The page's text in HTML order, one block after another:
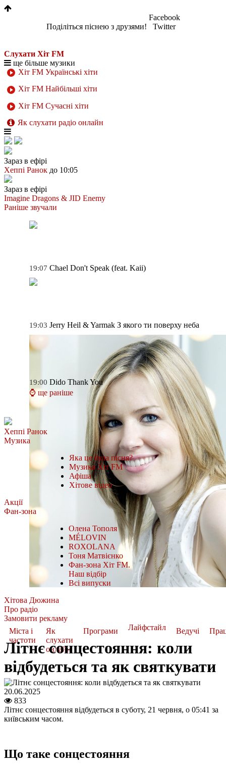
Поділіться піснею з друзями!
Facebook
Twitter
Слухати Хіт FM
ще більше музики
Хіт FM Українські хіти
Хіт FM Найбільші хіти
Хіт FM Сучасні хіти
Як слухати радіо онлайн
Зараз в ефірі
Хеппі Ранок до 10:05
Зараз в ефірі
Imagine Dragons & JID Enemy
Раніше звучали
19:07 Chael Don't Speak (feat. Kaii)
19:03 Jerry Heil & Yarmak З якого ти поверху неба
19:00 Dido Thank You
⌚ ще раніше
Хеппі Ранок
Музика
Яка це була пісня?
Музика Хіт FM
Афіша
Хітове відео
Акції
Фан-зона
Олена Тополя
MÉLOVIN
ROXOLANA
Тоня Матвієнко
Фан-зона Хіт FM.
Наш відбір
Всі випуски
Хітова Дюжина
Про радіо
Замовити рекламу
Міста і
частоти
Як
слухати
онлайн
Програми Лайфстайл Ведучі
Літнє сонцестояння: коли
відбудеться та як святкувати
20.06.2025
833
Літнє сонцестояння відбудеться в суботу, 21 червня, о 05:41 за
київським часом.
Що таке сонцестояння